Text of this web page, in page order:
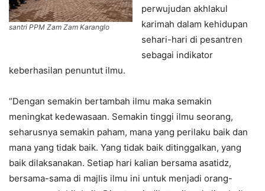
santri PPM Zam Zam Karanglo
perwujudan akhlakul
karimah dalam kehidupan
sehari-hari di pesantren
sebagai indikator
keberhasilan penuntut ilmu.
“Dengan semakin bertambah ilmu maka semakin
meningkat kedewasaan. Semakin tinggi ilmu seorang,
seharusnya semakin paham, mana yang perilaku baik dan
mana yang tidak baik. Yang tidak baik ditinggalkan, yang
baik dilaksanakan. Setiap hari kalian bersama asatidz,
bersama-sama di majlis ilmu ini untuk menjadi orang-